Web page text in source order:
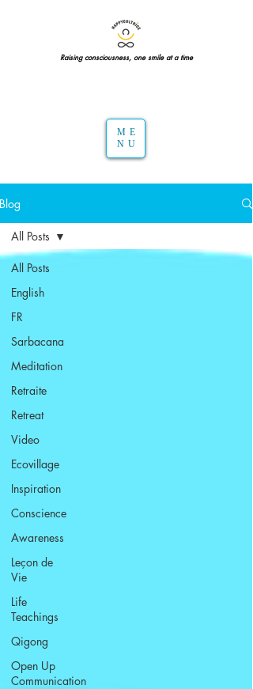
Raising consciousness, one smile at a time
ME
NU
Blog
All Posts
English
FR
Sarbacana
Meditation
Retraite
Retreat
Video
Ecovillage
Inspiration
Conscience
Awareness
Leçon de
Vie
Life
Teachings
Qigong
Open Up
Communication
All Posts